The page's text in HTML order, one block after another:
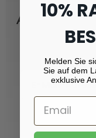
Abonnieren
und
Email
10%
Melden Sie
Sie auf dem
exklusive